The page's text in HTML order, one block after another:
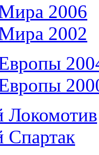
2006
2002
Локомотив
Спартак